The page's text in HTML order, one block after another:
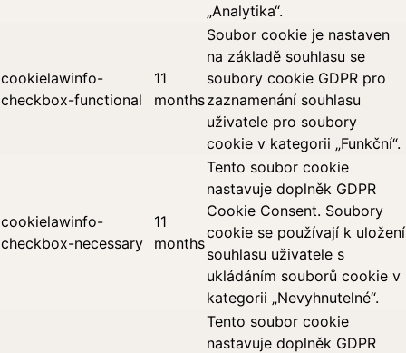
„Analytika“.
cookielawinfo-
checkbox-functional
11
months
Soubor cookie je nastaven
na základě souhlasu se
soubory cookie GDPR pro
zaznamenání souhlasu
uživatele pro soubory
cookie v kategorii „Funkční“.
cookielawinfo-
checkbox-necessary
11
months
Tento soubor cookie
nastavuje doplněk GDPR
Cookie Consent. Soubory
cookie se používají k uložení
souhlasu uživatele s
ukládáním souborů cookie v
kategorii „Nevyhnutelné“.
Tento soubor cookie
nastavuje doplněk GDPR